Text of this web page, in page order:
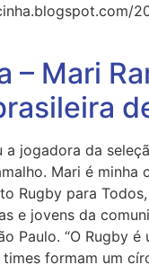
– Mari
a jogadora da
Mari é minha
Rugby para
e jovens da
Paulo. “O Rugby
formam um